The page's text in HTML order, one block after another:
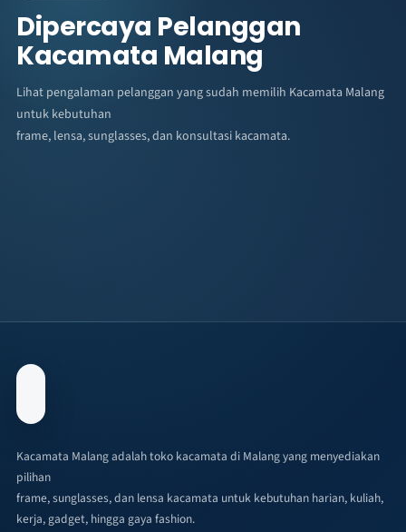
Dipercaya Pelanggan
Kacamata Malang
Lihat pengalaman pelanggan yang sudah memilih Kacamata Malang
untuk kebutuhan
frame, lensa, sunglasses, dan konsultasi kacamata.
Kacamata Malang adalah toko kacamata di Malang yang menyediakan
pilihan
frame, sunglasses, dan lensa kacamata untuk kebutuhan harian, kuliah,
kerja, gadget, hingga gaya fashion.